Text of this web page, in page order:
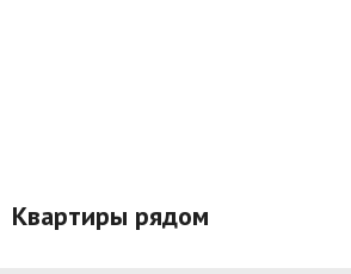
Квартиры рядом